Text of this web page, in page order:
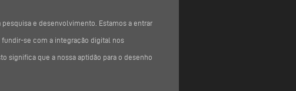
e desenvolvimento. Estamos a entrar
se com a integração digital nos
significa que a nossa aptidão para o desenho